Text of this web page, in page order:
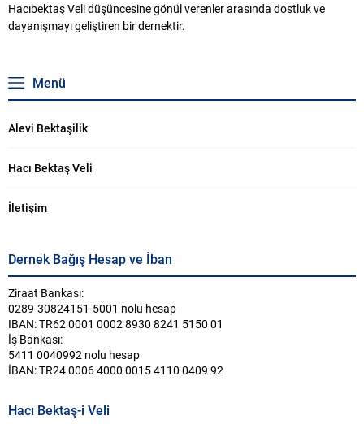
Hacıbektaş Veli düşüncesine gönül verenler arasında dostluk ve
dayanışmayı geliştiren bir dernektir.
Menü
Alevi Bektaşilik
Hacı Bektaş Veli
İletişim
Dernek Bağış Hesap ve İban
Ziraat Bankası:
0289-30824151-5001 nolu hesap
IBAN: TR62 0001 0002 8930 8241 5150 01
İş Bankası:
5411 0040992 nolu hesap
İBAN: TR24 0006 4000 0015 4110 0409 92
Hacı Bektaş-i Veli